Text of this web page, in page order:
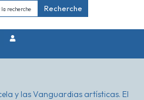
Recherche
y las Vanguardias artísticas. El